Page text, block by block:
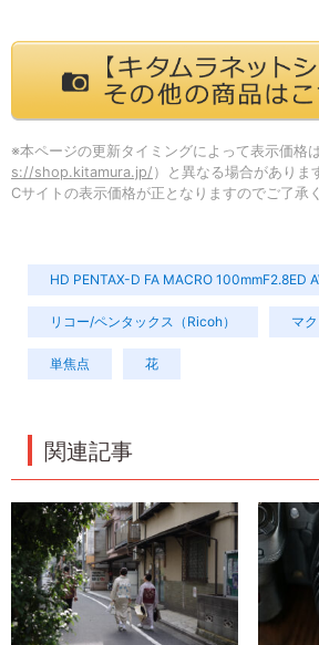
※本ページの更新タイミングによって表示価格
s://shop.kitamura.jp/ ）と異なる場合がありま
Cサイトの表示価格が正となりますのでご了承
HD PENTAX-D FA MACRO 100mmF2.8ED
リコー/ペンタックス（Ricoh） マ
単焦点 花
関連記事